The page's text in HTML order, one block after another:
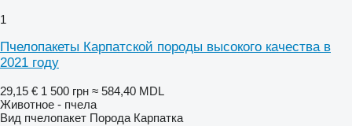
1
Пчелопакеты Карпатской породы высокого качества в
2021 году
29,15 € 1 500 грн ≈ 584,40 MDL
Животное - пчела
Вид пчелопакет Порода Карпатка